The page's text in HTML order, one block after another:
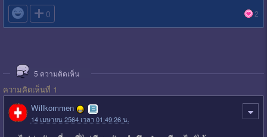
 0 2
5 ความคิดเห็น
ความคิดเห็นที่ 1
Willkommen
14 เมษายน 2564 เวลา 01:49:26 น.